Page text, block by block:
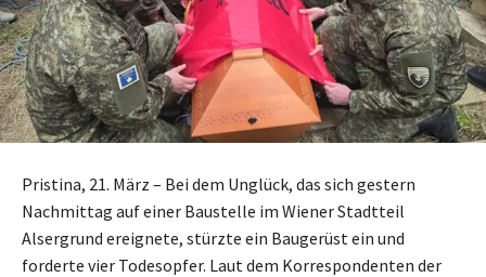
Pristina, 21. März – Bei dem Unglück, das sich gestern
Nachmittag auf einer Baustelle im Wiener Stadtteil
Alsergrund ereignete, stürzte ein Baugerüst ein und
forderte vier Todesopfer. Laut dem Korrespondenten der